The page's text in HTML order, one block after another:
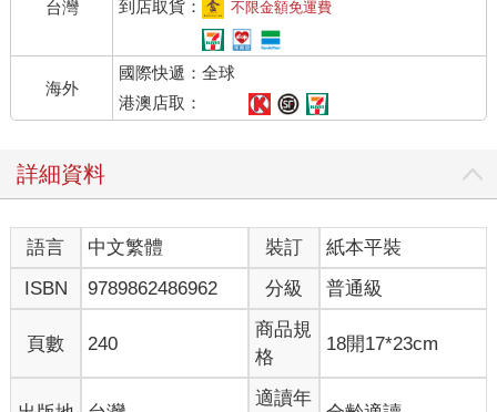
魚和水果的彈性飲食內容，正巧和我當時所進行的植物性飲食
（plant-based diet），十分契合。我像一見鍾情般，一頭栽進大
自然飲食法的懷抱中，無法自拔。很難想像，現今廣受重視的
「當季在地」、「有機自然食材」的概念，早在六十年前就已有
推崇的學者提出了。
物和烹調方法。舉例來說，在冬季，很自然地，我們偏愛豐盛、
暖和的食物；在夏季，則選擇簡單、清淡的菜色。天氣寒冷，食
慾就會增加；天氣炎熱，食慾也受影響。在某種程度上，人們會
本能地隨著四季改變飲食。不過，如果我們懂得如何適當選擇食
物，並調整烹飪的話，那麼，勢必更得心應手。特別是現代飲食
季節混淆的今天，這種知識更格外重要。」──久司道夫，《如何
滿腔熱血，無處宣洩，在台灣竟找不到研究這方面的生活指導以
及入門課程。發狂似的，我竟冒昧地發了數封信給世界各地鑽研
台灣 到店取貨： 不限金額免運費
海外
國際快遞：全球
港澳店取：
詳細資料
語言 中文繁體 裝訂
紙本平裝
ISBN
9789862486962 分級 普通級
頁數 240
商品規
格
18開17*23cm
適讀年